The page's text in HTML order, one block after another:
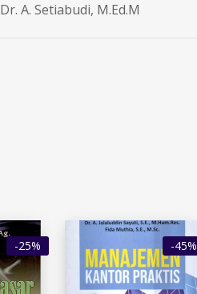
Dr. A. Setiabudi, M.Ed.M
-25% -45%